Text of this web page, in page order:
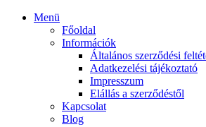
Menü
Főoldal
Információk
Általános szerződési
Adatkezelési tájékoztató
Impresszum
Elállás a szerződéstől
Kapcsolat
Blog